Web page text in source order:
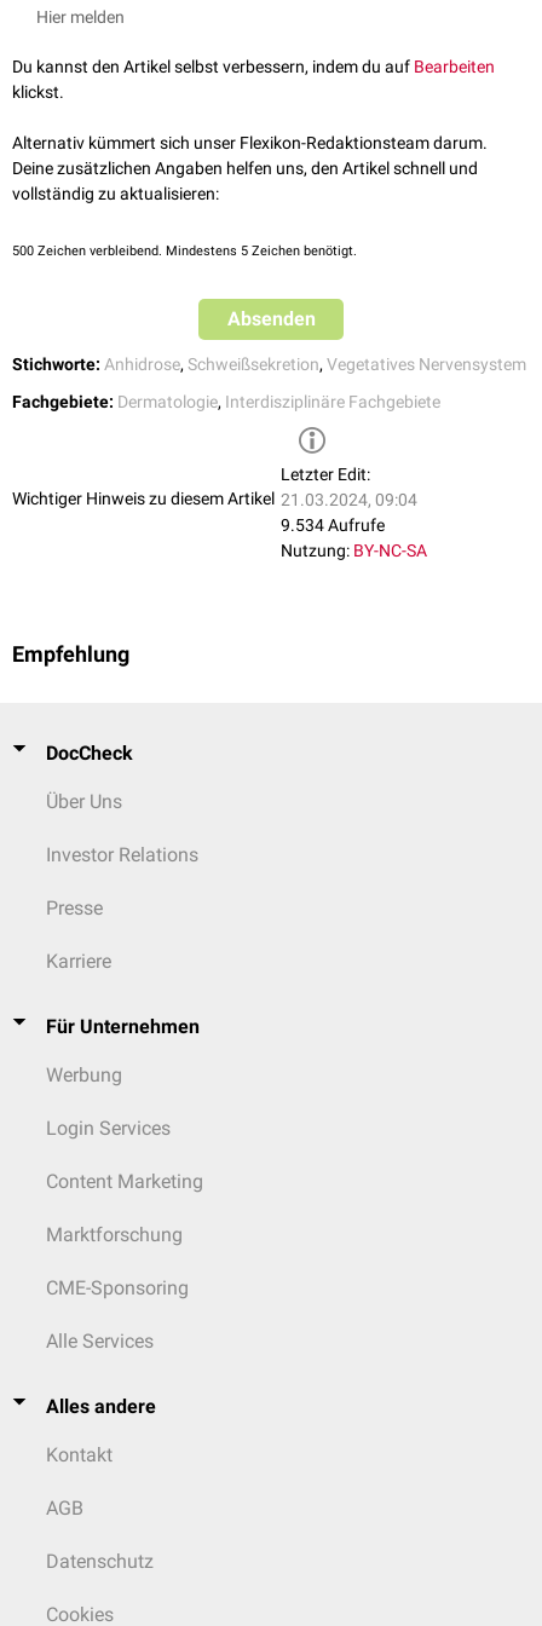
Orthostatische Hypotonie
Dyspnoe
Kopfschmerzen
09.11.2022
Hier melden
Du kannst den Artikel selbst verbessern, indem du auf Bearbeiten
klickst.
Alternativ kümmert sich unser Flexikon-Redaktionsteam darum.
Deine zusätzlichen Angaben helfen uns, den Artikel schnell und
vollständig zu aktualisieren:
500 Zeichen verbleibend. Mindestens 5 Zeichen benötigt.
Absenden
Stichworte: Anhidrose, Schweißsekretion, Vegetatives Nervensystem
Fachgebiete: Dermatologie, Interdisziplinäre Fachgebiete
Wichtiger Hinweis zu diesem Artikel
Letzter Edit:
21.03.2024, 09:04
9.534 Aufrufe
Nutzung: BY-NC-SA
Empfehlung
DocCheck
Über Uns
Investor Relations
Presse
Karriere
Für Unternehmen
Werbung
Login Services
Content Marketing
Marktforschung
CME-Sponsoring
Alle Services
Alles andere
Kontakt
AGB
Datenschutz
Cookies